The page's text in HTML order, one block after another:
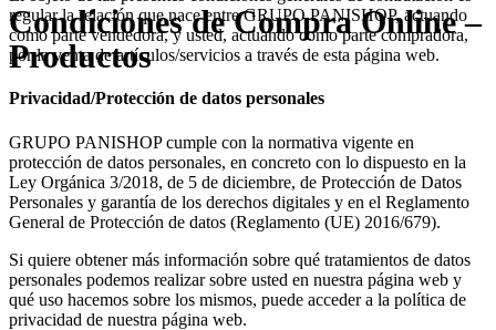
Condiciones de Compra Online –
Productos
regular la relación que nace entre GRUPO PANISHOP, actuando
como parte vendedora, y usted, actuando como parte compradora,
por la venta de artículos/servicios a través de esta página web.
Privacidad/Protección de datos personales
GRUPO PANISHOP cumple con la normativa vigente en
protección de datos personales, en concreto con lo dispuesto en la
Ley Orgánica 3/2018, de 5 de diciembre, de Protección de Datos
Personales y garantía de los derechos digitales y en el Reglamento
General de Protección de datos (Reglamento (UE) 2016/679).
Si quiere obtener más información sobre qué tratamientos de datos
personales podemos realizar sobre usted en nuestra página web y
qué uso hacemos sobre los mismos, puede acceder a la política de
privacidad de nuestra página web.